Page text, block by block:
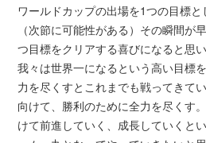
ワールドカップの出場を1つの目標と
（次節に可能性がある）その瞬間が
つ目標をクリアする喜びになると思
我々は世界一になるという高い目標
力を尽くすとこれまでも戦ってきて
向けて、勝利のために全力を尽くす
けて前進していく、成長していくと